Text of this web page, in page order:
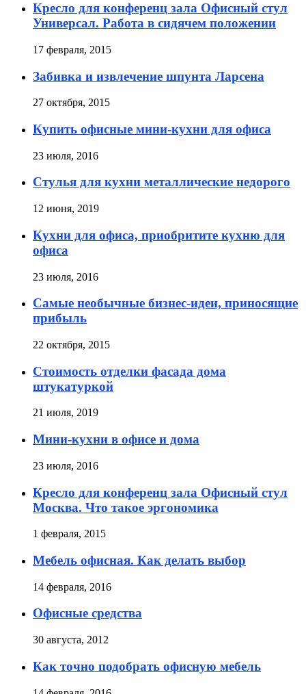
Кресло для конференц зала Офисный стул
Универсал. Работа в сидячем положении
17 февраля, 2015
Забивка и извлечение шпунта Ларсена
27 октября, 2015
Купить офисные мини-кухни для офиса
23 июля, 2016
Стулья для кухни металлические недорого
12 июня, 2019
Кухни для офиса, приобритите кухню для
офиса
23 июля, 2016
Самые необычные бизнес-идеи, приносящие
прибыль
22 октября, 2015
Стоимость отделки фасада дома
штукатуркой
21 июля, 2019
Мини-кухни в офисе и дома
23 июля, 2016
Кресло для конференц зала Офисный стул
Москва. Что такое эргономика
1 февраля, 2015
Мебель офисная. Как делать выбор
14 февраля, 2016
Офисные средства
30 августа, 2012
Как точно подобрать офисную мебель